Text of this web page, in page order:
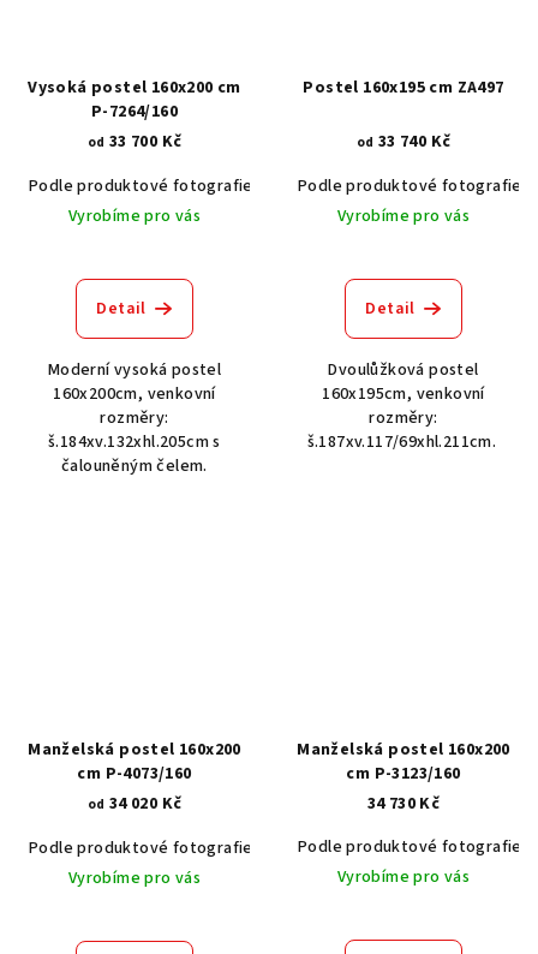
Vysoká postel 160x200 cm
P-7264/160
od 33 700 Kč
Podle produktové fotografie
Akát vintage BT1551
Dub světlý
Vyrobíme pro vás
Detail
Moderní vysoká postel
160x200cm, venkovní
rozměry:
š.184xv.132xhl.205cm s
čalouněným čelem.
Postel 160x195 cm ZA497
od 33 740 Kč
Podle produktové fotografie
Vyrobíme pro vás
Detail
Dvoulůžková postel
160x195cm, venkovní
rozměry:
š.187xv.117/69xhl.211cm.
Manželská postel 160x200
cm P-4073/160
od 34 020 Kč
Podle produktové fotografie
Akát vintage BT1551
Dub světlý
Vyrobíme pro vás
Manželská postel 160x200
cm P-3123/160
34 730 Kč
Podle produktové fotografie
Vyrobíme pro vás